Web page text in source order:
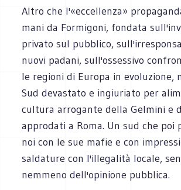
Altro che l'«eccellenza»
mani da Formigoni, fondata
privato sul pubblico,
nuovi padani, sull'ossessivo
le regioni di Europa in evoluzione,
Sud devastato e ingiuriato per
cultura arrogante della Gelmini e
approdati a Roma. Un sud che poi
noi con le sue mafie e con
saldature con l'illegalità locale,
nemmeno dell'opinione pubblica.